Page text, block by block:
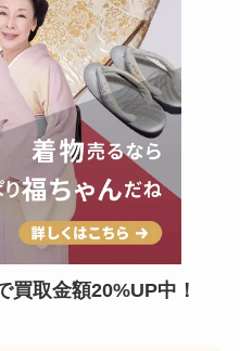
買取金額20%UP中！